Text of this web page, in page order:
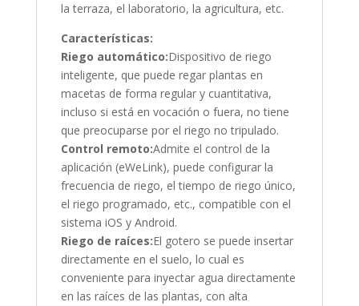
la terraza, el laboratorio, la agricultura, etc.
Características:
Riego automático:Dispositivo de riego
inteligente, que puede regar plantas en
macetas de forma regular y cuantitativa,
incluso si está en vocación o fuera, no tiene
que preocuparse por el riego no tripulado.
Control remoto:Admite el control de la
aplicación (eWeLink), puede configurar la
frecuencia de riego, el tiempo de riego único,
el riego programado, etc., compatible con el
sistema iOS y Android.
Riego de raíces:El gotero se puede insertar
directamente en el suelo, lo cual es
conveniente para inyectar agua directamente
en las raíces de las plantas, con alta